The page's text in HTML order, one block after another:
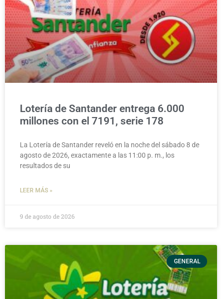
Lotería de Santander entrega 6.000
millones con el 7191, serie 178
La Lotería de Santander reveló en la noche del sábado 8 de
agosto de 2026, exactamente a las 11:00 p. m., los
resultados de su
LEER MÁS »
9 de agosto de 2026
GENERAL